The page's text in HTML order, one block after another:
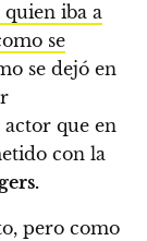
quien iba a
se
se dejó en
actor que en
con la
pero como